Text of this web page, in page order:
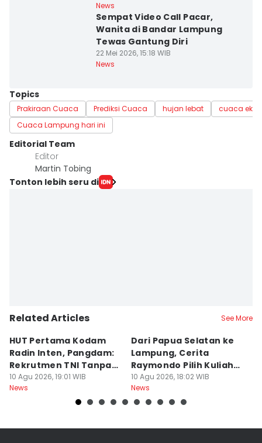
News
Sempat Video Call Pacar,
Wanita di Bandar Lampung
Tewas Gantung Diri
22 Mei 2026, 15:18 WIB
News
Topics
Prakiraan Cuaca Prediksi Cuaca hujan lebat
cuaca
Cuaca Lampung hari ini
Editorial Team
Editor
Martin Tobing
Tonton lebih seru di
Related Articles See More
HUT Pertama Kodam
Radin Inten, Pangdam:
Rekrutmen TNI Tanpa
Main Uang
10 Agu 2026, 19:01 WIB
News
Dari Papua Selatan ke
Lampung, Cerita
Raymondo Pilih Kuliah
ITERA
10 Agu 2026, 18:02 WIB
News